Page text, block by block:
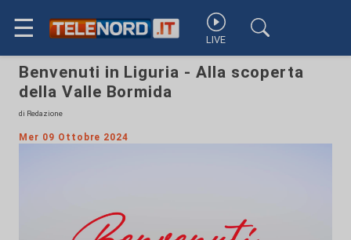
☰ LIVE
Benvenuti in Liguria - Alla scoperta
della Valle Bormida
di Redazione
Mer 09 Ottobre 2024